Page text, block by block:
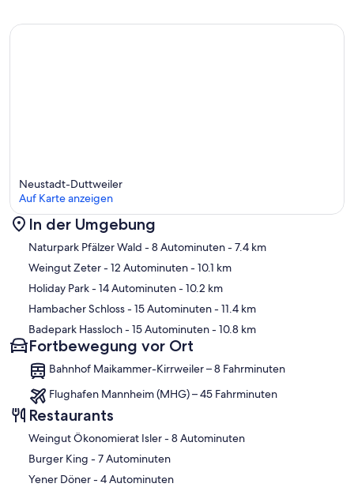
Karte
Neustadt-Duttweiler
Auf Karte anzeigen
In der Umgebung
Naturpark Pfälzer Wald - 8 Autominuten- 7.4 km
Weingut Zeter- 12 Autominuten- 10.1 km
Holiday Park- 14 Autominuten- 10.2 km
Hambacher Schloss- 15 Autominuten- 11.4 km
Badepark Hassloch- 15 Autominuten- 10.8 km
Fortbewegung vor Ort
Bahnhof Maikammer-Kirrweiler – 8 Fahrminuten
Flughafen Mannheim (MHG) – 45 Fahrminuten
Restaurants
‪Weingut Ökonomierat Isler - ‬8 Autominuten
‪Burger King - ‬7 Autominuten
‪Yener Döner - ‬4 Autominuten